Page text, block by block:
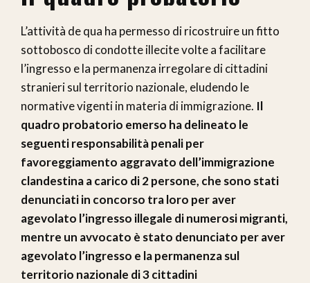
L’attività de qua ha permesso di ricostruire un fitto
sottobosco di condotte illecite volte a facilitare
l’ingresso e la permanenza irregolare di cittadini
stranieri sul territorio nazionale, eludendo le
normative vigenti in materia di immigrazione. Il
quadro probatorio emerso ha delineato le
seguenti responsabilità penali per
favoreggiamento aggravato dell’immigrazione
clandestina a carico di 2 persone, che sono stati
denunciati in concorso tra loro per aver
agevolato l’ingresso illegale di numerosi migranti,
mentre un avvocato è stato denunciato per aver
agevolato l’ingresso e la permanenza sul
territorio nazionale di 3 cittadini